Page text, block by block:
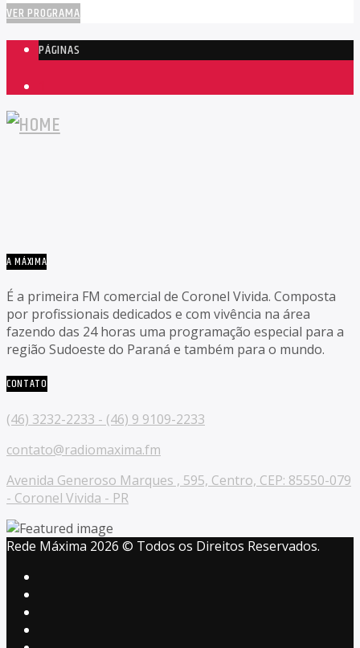
VER PROGRAMA
PÁGINAS
A MÁXIMA
É a primeira FM comercial de Coronel Vivida. Composta
por profissionais dedicados e com vivência na área
fazendo das 24 horas uma programação especial para a
região Sudoeste do Paraná e também para o mundo.
CONTATO
(46) 3232-2233 - (46) 9 9109-2233
contato@radiomaxima.fm
Avenida Generoso Marques , 595, Centro, CEP: 85550-079
- Coronel Vivida - PR
Rede Máxima 2026 © Todos os Direitos Reservados.